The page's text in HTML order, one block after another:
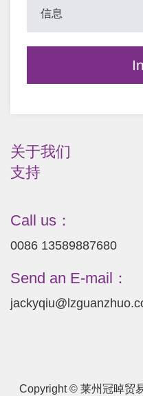
关于我们
支持
Call us：
0086 13589887680
Send an E-mail：
Copyright © 莱州冠晫贸